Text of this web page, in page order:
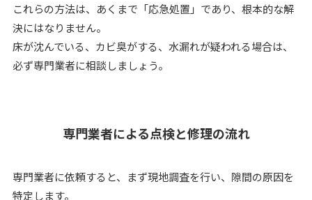
これらの方法は、あくまで「応急処置」であり、根本的な解
決にはなりません。
床が沈んでいる、カビ臭がする、水漏れが疑われる場合は、
必ず専門業者に相談しましょう。
専門業者による点検と修理の流れ
専門業者に依頼すると、まず現地調査を行い、隙間の原因を
特定します。